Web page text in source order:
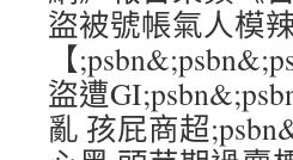
盜被號帳氣人模
【
盜遭
亂 孩屁商超